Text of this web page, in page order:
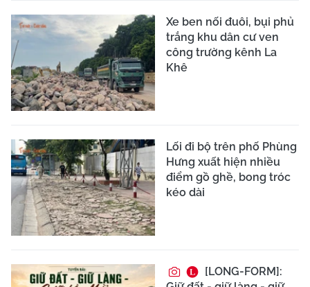
Xe ben nối đuôi, bụi phủ
trắng khu dân cư ven
công trường kênh La
Khê
Lối đi bộ trên phố Phùng
Hưng xuất hiện nhiều
điểm gồ ghề, bong tróc
kéo dài
[LONG-FORM]: